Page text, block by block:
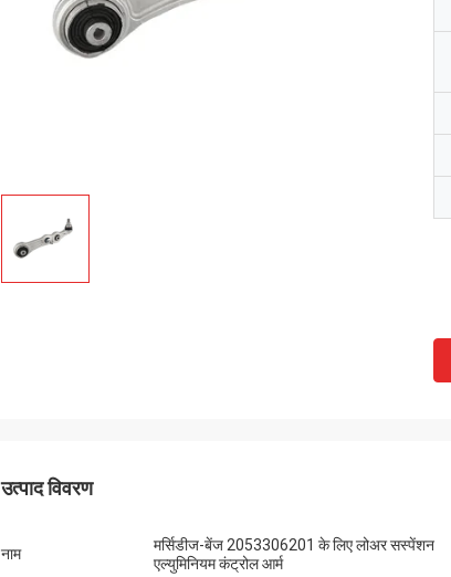
उत्पाद विवरण
नाम
मर्सिडीज-बेंज 2053306201 के लिए लोअर सस्पेंशन
एल्युमिनियम कंट्रोल आर्म